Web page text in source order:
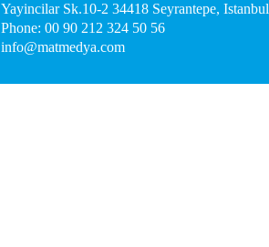
Yayincilar Sk.10-2 34418 Seyrantepe, Istanbul
Phone: 00 90 212 324 50 56
info@matmedya.com